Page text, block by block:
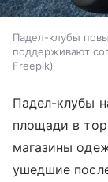
Падел-клубы
поддерживают
Freepik
Падел-клубы
площади в
магазины
ушедшие